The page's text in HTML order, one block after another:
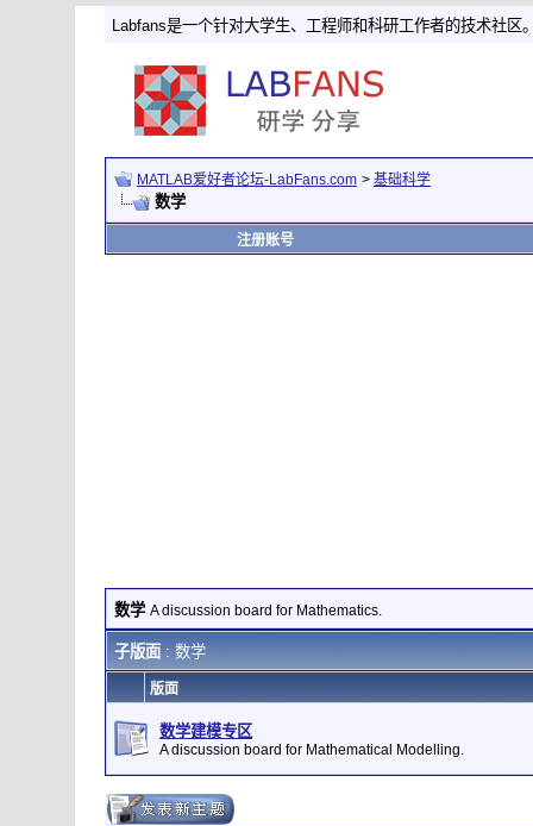
Labfans是一个针对大学生、工程师和科研工作者的技术社区
MATLAB爱好者论坛-LabFans.com > 基础科学
数学
注册账号
数学 A discussion board for Mathematics.
子版面: 数学
版面
数学建模专区
A discussion board for Mathematical Modelling.